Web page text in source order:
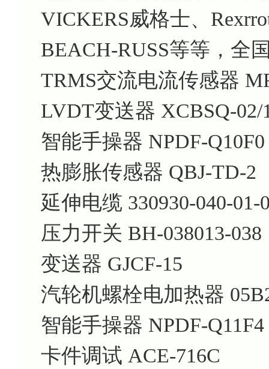
VICKERS威格士、
BEACH-RUSS等等，全
TRMS交流电流传感器
LVDT变送器 XCBSQ-02/
智能手操器 NPDF-Q10F0
热膨胀传感器 QBJ-TD-2
延伸电缆 330930-040-01-
压力开关 BH-038013-038
变送器 GJCF-15
汽轮机螺栓电加热器
智能手操器 NPDF-Q11F4
卡件调试 ACE-716C